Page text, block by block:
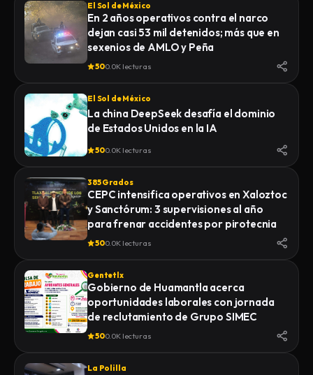
El Sol de México
En 2 años operativos contra el narco
dejan casi 53 mil detenidos; más que en
sexenios de AMLO y Peña
500.0K lecturas
El Sol de México
La china DeepSeek desafía el dominio
de Estados Unidos en la IA
500.0K lecturas
385 Grados
CEPC intensifica operativos en Xaloztoc
y Sanctórum: 3 supervisiones al año
para frenar accidentes por pirotecnia
500.0K lecturas
Gentetlx
Gobierno de Huamantla acerca
oportunidades laborales con jornada
de reclutamiento de Grupo SIMEC
500.0K lecturas
La Polilla